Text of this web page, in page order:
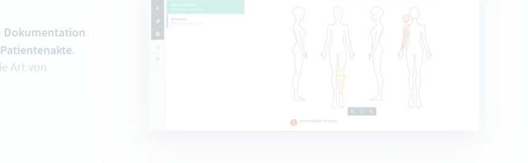
Dokumentation
.
Art von